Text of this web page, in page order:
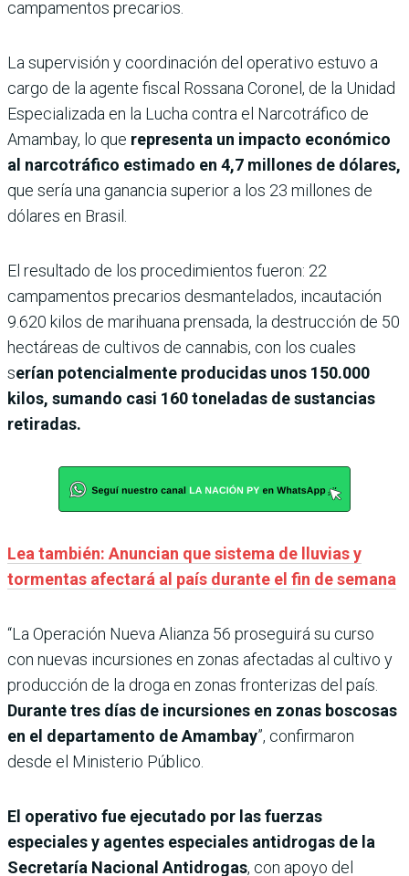
campamentos precarios.
La supervisión y coordinación del operativo estuvo a
cargo de la agente fiscal Rossana Coronel, de la Unidad
Especializada en la Lucha contra el Narcotráfico de
Amambay, lo que representa un impacto económico
al narcotráfico estimado en 4,7 millones de dólares,
que sería una ganancia superior a los 23 millones de
dólares en Brasil.
El resultado de los procedimientos fueron: 22
campamentos precarios desmantelados, incautación
9.620 kilos de marihuana prensada, la destrucción de 50
hectáreas de cultivos de cannabis, con los cuales
serían potencialmente producidas unos 150.000
kilos, sumando casi 160 toneladas de sustancias
retiradas.
Lea también: Anuncian que sistema de lluvias y
tormentas afectará al país durante el fin de semana
“La Operación Nueva Alianza 56 proseguirá su curso
con nuevas incursiones en zonas afectadas al cultivo y
producción de la droga en zonas fronterizas del país.
Durante tres días de incursiones en zonas boscosas
en el departamento de Amambay”, confirmaron
desde el Ministerio Público.
El operativo fue ejecutado por las fuerzas
especiales y agentes especiales antidrogas de la
Secretaría Nacional Antidrogas, con apoyo del